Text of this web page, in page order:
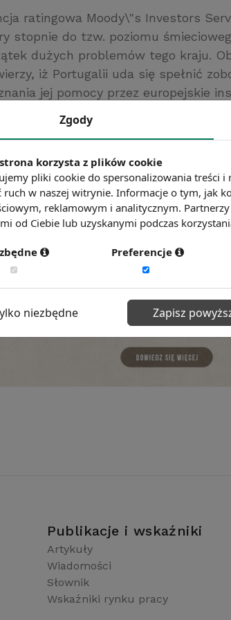
ratingowa Moody\"s Investors
stopnie do tzw. poziomu
dużych problemów tego kraju.
iż Portugalii uda się spełnić
jej pomocy przez europejskie
Najważniejsze z nich to cięcia
rp.pl
wiedzieć więcej?Zobacz więcej
Publikacje i wskaźniki
Artykuły
Wiadomości
Słownik
Wskaźniki rynku pracy
Zgody
korzysta z plików cookie
pliki cookie do spersonalizowania treści i
ruch w naszej witrynie. Informacje o tym, jak
reklamowym i analitycznym.
od Ciebie lub uzyskanymi podczas
Preferencje
niezbędne Zapisz